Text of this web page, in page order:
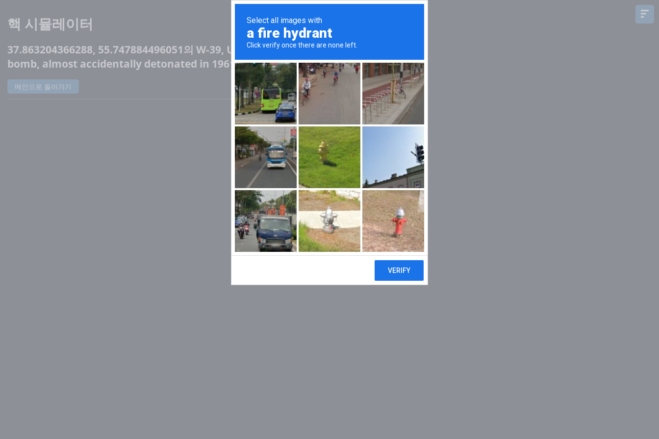
핵 시뮬레이터
37.863204366288, 55.747884496051의 W-39, US H-
bomb, almost accidentally detonated in 1961 (4 Mt)
메인으로 돌아가기